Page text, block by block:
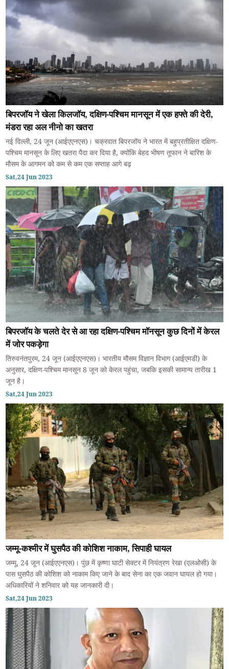
बिपरजॉय ने खेला किलजॉय, दक्षिण-पश्चिम मानसून में एक हफ्ते की देरी,
मंडरा रहा अल नीनो का खतरा
नई दिल्ली, 24 जून (आईएएनएस)। चक्रवात बिपरजॉय ने भारत में बहुप्रतीक्षित दक्षिण-
पश्चिम मानसून के लिए खतरा पैदा कर दिया है, क्योंकि बेहद भीषण तूफान ने बारिश के
मौसम के आगमन को कम से कम एक सप्ताह आगे बढ़
Sat,24 Jun 2023
बिपरजॉय के चलते देर से आ रहा दक्षिण-पश्चिम मॉनसून कुछ दिनों में केरल
में जोर पकड़ेगा
तिरुवनंतपुरम, 24 जून (आईएएनएस)। भारतीय मौसम विज्ञान विभाग (आईएमडी) के
अनुसार, दक्षिण-पश्चिम मानसून 8 जून को केरल पहुंचा, जबकि इसकी सामान्य तारीख 1
जून है।
Sat,24 Jun 2023
जम्मू-कश्मीर में घुसपैठ की कोशिश नाकाम, सिपाही घायल
जम्मू, 24 जून (आईएएनएस)। पुंछ में कृष्णा घाटी सेक्टर में नियंत्रण रेखा (एलओसी) के
पास घुसपैठ की कोशिश को नाकाम किए जाने के बाद सेना का एक जवान घायल हो गया।
अधिकारियों ने शनिवार को यह जानकारी दी।
Sat,24 Jun 2023